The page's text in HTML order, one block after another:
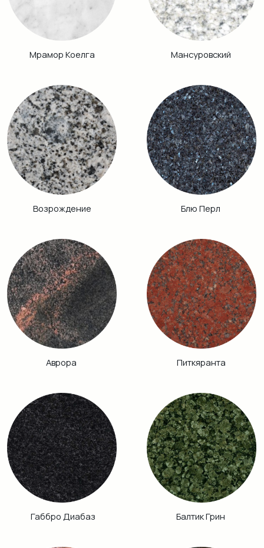
Габбро Диабаз Балтик Грин
Хибинит
Кузнечный
Амфиболит